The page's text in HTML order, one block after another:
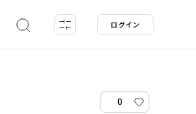
ログイン
0